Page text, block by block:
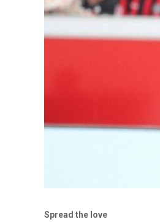
Spread the love